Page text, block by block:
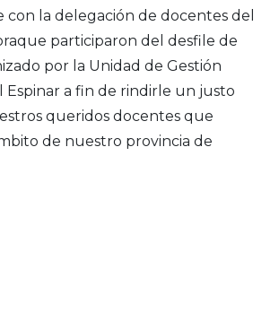
la delegación de docentes del
participaron del desfile de
por la Unidad de Gestión
Espinar a fin de rindirle un justo
queridos docentes que
de nuestro provincia de